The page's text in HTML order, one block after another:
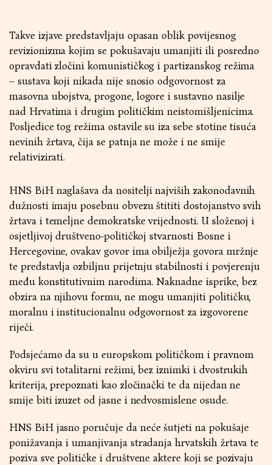
Takve izjave predstavljaju opasan oblik povijesnog
revizionizma kojim se pokušavaju umanjiti ili posredno
opravdati zločini komunističkog i partizanskog režima
– sustava koji nikada nije snosio odgovornost za
masovna ubojstva, progone, logore i sustavno nasilje
nad Hrvatima i drugim političkim neistomišljenicima.
Posljedice tog režima ostavile su iza sebe stotine tisuća
nevinih žrtava, čija se patnja ne može i ne smije
relativizirati.
HNS BiH naglašava da nositelji najviših zakonodavnih
dužnosti imaju posebnu obvezu štititi dostojanstvo svih
žrtava i temeljne demokratske vrijednosti. U složenoj i
osjetljivoj društveno-političkoj stvarnosti Bosne i
Hercegovine, ovakav govor ima obilježja govora mržnje
te predstavlja ozbiljnu prijetnju stabilnosti i povjerenju
među konstitutivnim narodima. Naknadne isprike, bez
obzira na njihovu formu, ne mogu umanjiti političku,
moralnu i institucionalnu odgovornost za izgovorene
riječi.
Podsjećamo da su u europskom političkom i pravnom
okviru svi totalitarni režimi, bez iznimki i dvostrukih
kriterija, prepoznati kao zločinački te da nijedan ne
smije biti izuzet od jasne i nedvosmislene osude.
HNS BiH jasno poručuje da neće šutjeti na pokušaje
ponižavanja i umanjivanja stradanja hrvatskih žrtava te
poziva sve političke i društvene aktere koji se pozivaju